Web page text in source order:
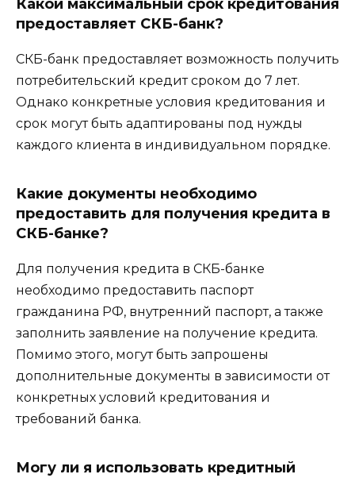
Какой максимальный срок кредитования
предоставляет СКБ-банк?
СКБ-банк предоставляет возможность получить
потребительский кредит сроком до 7 лет.
Однако конкретные условия кредитования и
срок могут быть адаптированы под нужды
каждого клиента в индивидуальном порядке.
Какие документы необходимо
предоставить для получения кредита в
СКБ-банке?
Для получения кредита в СКБ-банке
необходимо предоставить паспорт
гражданина РФ, внутренний паспорт, а также
заполнить заявление на получение кредита.
Помимо этого, могут быть запрошены
дополнительные документы в зависимости от
конкретных условий кредитования и
требований банка.
Могу ли я использовать кредитный